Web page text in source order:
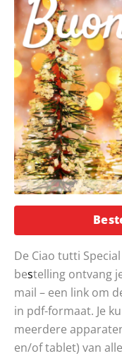
De Ciao tutti
bestelling ontvang
mail – een link om
in pdf-formaat. Je
meerdere
en/of tablet) van